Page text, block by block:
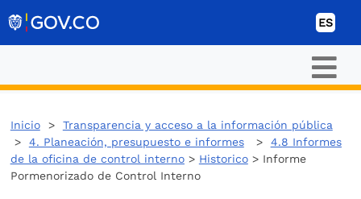
ES
Inicio> Transparencia y acceso a la información pública
> 4. Planeación, presupuesto e informes> 4.8 Informes
de la oficina de control interno> Historico> Informe
Pormenorizado de Control Interno